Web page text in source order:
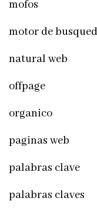
mofos
motor de
natural web
offpage
organico
paginas web
palabras clave
palabras claves